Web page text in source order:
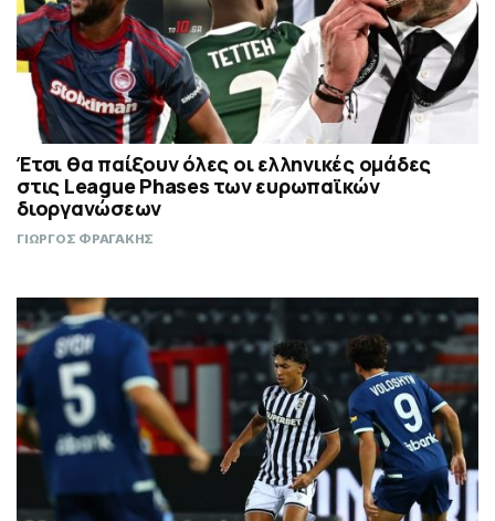
Έτσι θα παίξουν όλες οι ελληνικές ομάδες
στις League Phases των ευρωπαϊκών
διοργανώσεων
ΓΙΩΡΓΟΣ ΦΡΑΓΑΚΗΣ